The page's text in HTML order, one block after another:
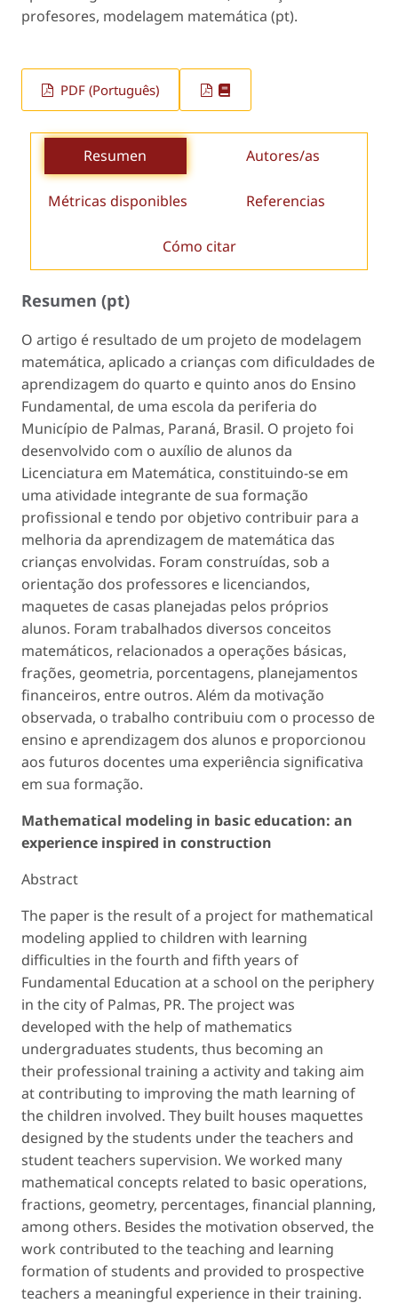
profesores, modelagem matemática (pt).
PDF (Português)
Resumen Autores/as
Métricas disponibles Referencias
Cómo citar
Resumen (pt)
O artigo é resultado de um projeto de modelagem
matemática, aplicado a crianças com dificuldades de
aprendizagem do quarto e quinto anos do Ensino
Fundamental, de uma escola da periferia do
Município de Palmas, Paraná, Brasil. O projeto foi
desenvolvido com o auxílio de alunos da
Licenciatura em Matemática, constituindo-se em
uma atividade integrante de sua formação
profissional e tendo por objetivo contribuir para a
melhoria da aprendizagem de matemática das
crianças envolvidas. Foram construídas, sob a
orientação dos professores e licenciandos,
maquetes de casas planejadas pelos próprios
alunos. Foram trabalhados diversos conceitos
matemáticos, relacionados a operações básicas,
frações, geometria, porcentagens, planejamentos
financeiros, entre outros. Além da motivação
observada, o trabalho contribuiu com o processo de
ensino e aprendizagem dos alunos e proporcionou
aos futuros docentes uma experiência significativa
em sua formação.
Mathematical modeling in basic education: an
experience inspired in construction
Abstract
The paper is the result of a project for mathematical
modeling applied to children with learning
difficulties in the fourth and fifth years of
Fundamental Education at a school on the periphery
in the city of Palmas, PR. The project was
developed with the help of mathematics
undergraduates students, thus becoming an
their professional training a activity and taking aim
at contributing to improving the math learning of
the children involved. They built houses maquettes
designed by the students under the teachers and
student teachers supervision. We worked many
mathematical concepts related to basic operations,
fractions, geometry, percentages, financial planning,
among others. Besides the motivation observed, the
work contributed to the teaching and learning
formation of students and provided to prospective
teachers a meaningful experience in their training.